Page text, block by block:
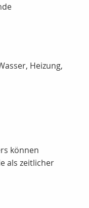
Heizung,
können
als zeitlicher